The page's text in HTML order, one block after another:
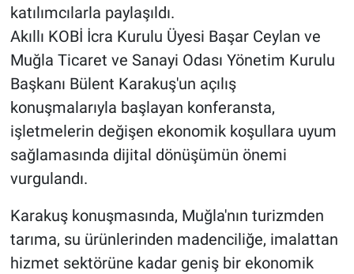
katılımcılarla paylaşıldı.
Akıllı KOBİ İcra Kurulu Üyesi Başar Ceylan ve
Muğla Ticaret ve Sanayi Odası Yönetim Kurulu
Başkanı Bülent Karakuş'un açılış
konuşmalarıyla başlayan konferansta,
işletmelerin değişen ekonomik koşullara uyum
sağlamasında dijital dönüşümün önemi
vurgulandı.
Karakuş konuşmasında, Muğla'nın turizmden
tarıma, su ürünlerinden madenciliğe, imalattan
hizmet sektörüne kadar geniş bir ekonomik